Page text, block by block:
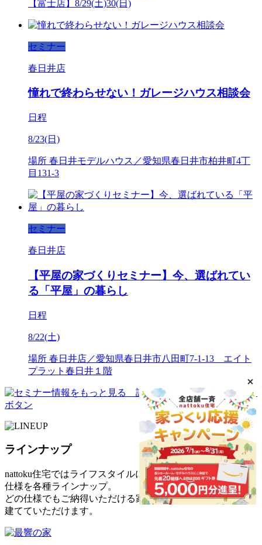
【富士店】8/29(土)30(日)
セミナー
春日井店
憧れで終わらせない！ガレージハウス相談会
日程
8/23(日)
場所 春日井モデルハウス／愛知県春日井市柏井町4丁
目131-3
セミナー
春日井店
【平屋の家づくりセミナー】今、選ばれてい
る「平屋」の暮らし
日程
8/22(土)
場所 春日井店／愛知県春日井市八田町7-1-13 エイト
プラット春日井１階
ラインナップ
nattoku住宅ではライフスタイルに合わせた
仕様を各種ラインナップ。
どの仕様でもご納得いただける家を
建てていただけます。